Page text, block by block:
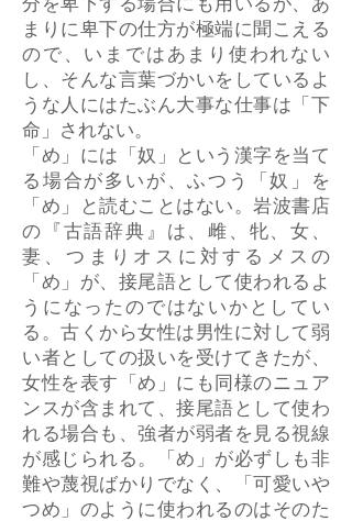
分を卑下する場合にも用いるが、あ
まりに卑下の仕方が極端に聞こえる
ので、いまではあまり使われない
し、そんな言葉づかいをしているよ
うな人にはたぶん大事な仕事は「下
命」されない。
「め」には「奴」という漢字を当て
る場合が多いが、ふつう「奴」を
「め」と読むことはない。岩波書店
の『古語辞典』は、雌、牝、女、
妻、つまりオスに対するメスの
「め」が、接尾語として使われるよ
うになったのではないかとしてい
る。古くから女性は男性に対して弱
い者としての扱いを受けてきたが、
女性を表す「め」にも同様のニュア
ンスが含まれて、接尾語として使わ
れる場合も、強者が弱者を見る視線
が感じられる。「め」が必ずしも非
難や蔑視ばかりでなく、「可愛いや
つめ」のように使われるのはそのた